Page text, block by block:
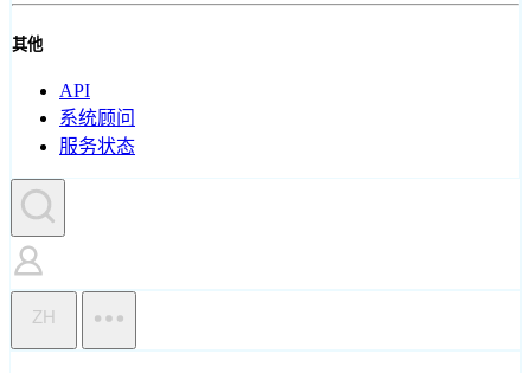
其他
API
系统顾问
服务状态
ZH